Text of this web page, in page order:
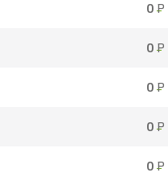
0Р
0Р
0Р
0Р
0Р